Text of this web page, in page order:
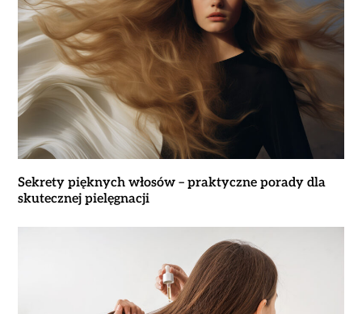
Sekrety pięknych włosów – praktyczne porady dla
skutecznej pielęgnacji